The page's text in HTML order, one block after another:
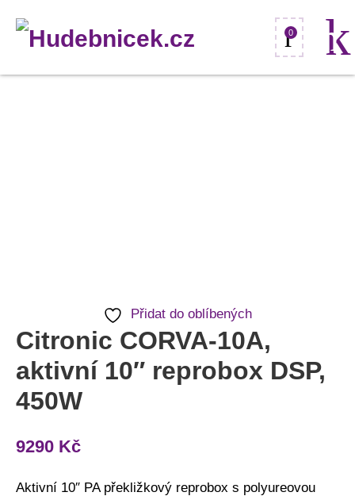
0
Přidat do oblíbených
Citronic CORVA-10A,
aktivní 10″ reprobox DSP,
450W
9290 Kč
Aktivní 10″ PA překližkový reprobox s polyureovou